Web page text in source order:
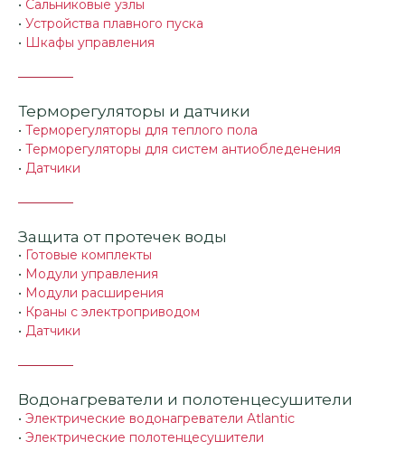
• Сальниковые узлы
• Устройства плавного пуска
• Шкафы управления
Терморегуляторы и датчики
• Терморегуляторы для теплого пола
• Терморегуляторы для систем антиобледенения
• Датчики
Защита от протечек воды
• Готовые комплекты
• Модули управления
• Модули расширения
• Краны с электроприводом
• Датчики
Водонагреватели и полотенцесушители
• Электрические водонагреватели Atlantic
• Электрические полотенцесушители